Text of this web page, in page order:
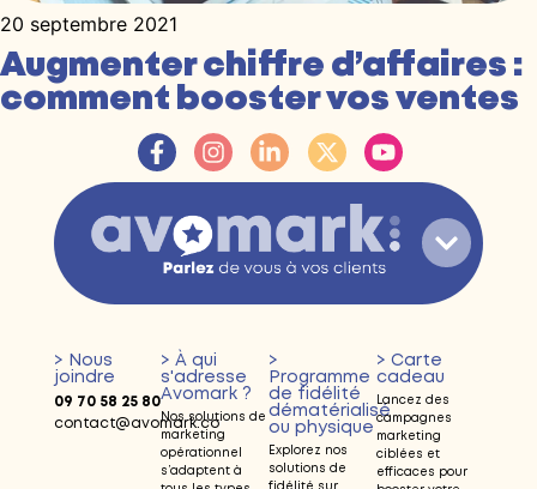
20 septembre 2021
Augmenter chiffre d’affaires :
comment booster vos ventes
> Nous
joindre
09 70 58 25 80
contact@avomark.co
> À qui
s'adresse
Avomark ?
Nos solutions de
marketing
opérationnel
s’adaptent à
>
Programme
de fidélité
dématérialisé
ou physique
Explorez nos
solutions de
> Carte
cadeau
Lancez des
campagnes
marketing
ciblées et
efficaces pour